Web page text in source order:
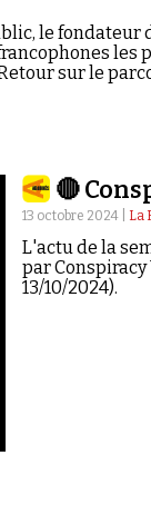
le fondateur
les
sur le
🔴
13 octobre 2024 | La
L'actu de la
par Conspiracy
13/10/2024).